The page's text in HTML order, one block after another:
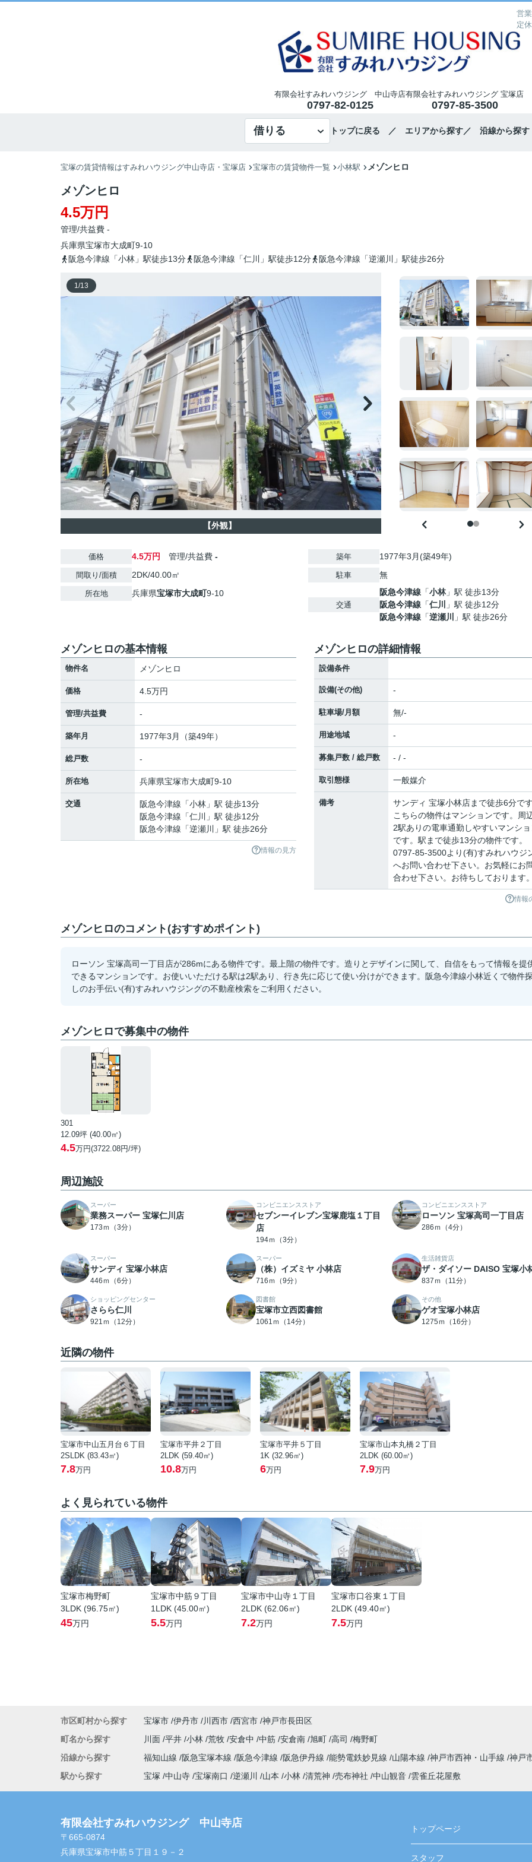
営
定
有限会社すみれハウジング 中山寺店
0797-82-0125
有限会社すみれハウジング 宝塚店
0797-85-3500
借りる トップに戻る ／ エリアから探す／ 沿線から探す
宝塚の賃貸情報はすみれハウジング中山寺店・宝塚店 宝塚市の賃貸物件一覧 小林駅 メゾンヒロ
メゾンヒロ
4.5万円
管理/共益費 -
兵庫県宝塚市大成町9-10
阪急今津線「小林」駅徒歩13分
阪急今津線「仁川」駅徒歩12分 阪急今津線「逆瀬川」駅徒歩26分
1/13
【外観】
価格 4.5万円 管理/共益費 -
間取り/面積 2DK/40.00㎡
所在地 兵庫県宝塚市大成町9-10
築年 1977年3月(築49年)
駐車 無
交通
阪急今津線 「小林」駅 徒歩13分
阪急今津線 「仁川
」駅 徒歩12分
阪急今津線 「逆瀬川 」駅 徒歩26分
メゾンヒロの基本情報
物件名 メゾンヒロ
価格 4.5万円
管理/共益費 -
築年月 1977年3月（築49年）
総戸数 -
所在地 兵庫県宝塚市大成町9-10
交通 阪急今津線 「小林 」駅 徒歩13分
阪急今津線 「仁川
」駅 徒歩12分
阪急今津線 「逆瀬川 」駅 徒歩26分
情報の見方
メゾンヒロの詳細情報
設備条件
設備(その他) -
駐車場/月額 無/-
用途地域 -
募集戸数 / 総戸数 - / -
取引態様 一般媒介
備考
サンディ 宝塚小林店まで徒歩6分で
こちらの物件はマンションです。周
2駅ありの電車通勤しやすいマンシ
です。駅まで徒歩13分の物件です。
0797-85-3500より(有)すみれハウジ
へお問い合わせ下さい。お気軽にお
合わせ下さい。お待ちしております
情報
メゾンヒロのコメント(おすすめポイント)
ローソン 宝塚高司一丁目店が286mにある物件です。最上階の物件です。造りとデザインに関して、自信をもって情報を提
できるマンションです。お使いいただける駅は2駅あり、行き先に応じて使い分けができます。阪急今津線小林近くで物件
しのお手伝い(有)すみれハウジングの不動産検索をご利用ください。
メゾンヒロで募集中の物件
301
12.09坪 (40.00㎡)
4.5万円(3722.08円/坪)
周辺施設
スーパー
業務スーパー 宝塚仁川店
173ｍ（3分）
コンビニエンスストア
セブンーイレブン宝塚鹿塩１丁目
店
194ｍ（3分）
コンビニエンスストア
ローソン 宝塚高司一丁目店
286ｍ（4分）
スーパー
サンディ 宝塚小林店
446ｍ（6分）
スーパー
（株）イズミヤ 小林店
716ｍ（9分）
生活雑貨店
ザ・ダイソー DAISO 宝塚小
837ｍ（11分）
ショッピングセンター
さらら仁川
921ｍ（12分）
図書館
宝塚市立西図書館
1061ｍ（14分）
その他
ゲオ宝塚小林店
1275ｍ（16分）
近隣の物件
宝塚市中山五月台６丁目
2SLDK (83.43㎡)
7.8万円
宝塚市平井２丁目
2LDK (59.40㎡)
10.8万円
宝塚市平井５丁目
1K (32.96㎡)
6万円
宝塚市山本丸橋２丁目
2LDK (60.00㎡)
7.9万円
よく見られている物件
宝塚市梅野町
3LDK (96.75㎡)
45万円
宝塚市中筋９丁目
1LDK (45.00㎡)
5.5万円
宝塚市中山寺１丁目
2LDK (62.06㎡)
7.2万円
宝塚市口谷東１丁目
2LDK (49.40㎡)
7.5万円
市区町村から探す 宝塚市 伊丹市 川西市 西宮市 神戸市長田区
町名から探す
川面 平井 小林 荒牧 安倉中 中筋 安倉南 旭町 高司
梅野町
沿線から探す
福知山線 阪急宝塚本線 阪急今津線 阪急伊丹線 能勢電鉄妙見線 山陽本線 神戸市西神・山手線 神戸
駅から探す
宝塚 中山寺 宝塚南口 逆瀬川 山本 小林 清荒神 売布神社 中山観音 雲雀丘花屋敷
有限会社すみれハウジング 中山寺店
〒665-0874
兵庫県宝塚市中筋５丁目１９－２
トップページ
スタッフ